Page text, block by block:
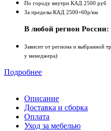
По городу внутри КАД 2500 руб
За пределы КАД 2500+60р/км
В любой регион России:
Зависит от региона и выбранной
у менеджера)
Подробнее
Описание
Доставка и сборка
Оплата
Уход за мебелью